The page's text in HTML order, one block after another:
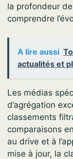
la profondeur
comprendre
A lire aussi
actualités et
Les médias
d’agrégation
classements
comparaisons
au drive et à
mise à jour, la